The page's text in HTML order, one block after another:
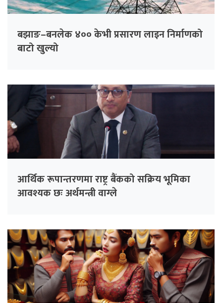
बझाङ–बनलेक ४०० केभी प्रसारण लाइन निर्माणको
बाटो खुल्यो
आर्थिक रूपान्तरणमा राष्ट्र बैंकको सक्रिय भूमिका
आवश्यक छः अर्थमन्त्री वाग्ले